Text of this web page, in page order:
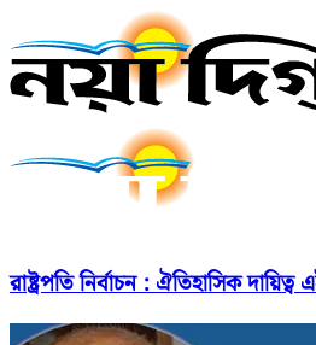
রাষ্ট্রপতি নির্বাচন : ঐতিহাসিক